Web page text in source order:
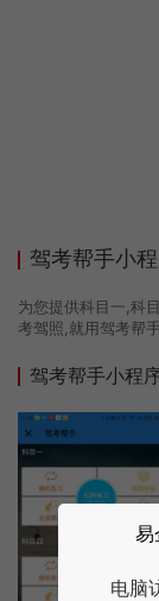
驾考帮手小
为您提供科目一,科
考驾照,就用驾考帮手
驾考帮手小程
易
电脑